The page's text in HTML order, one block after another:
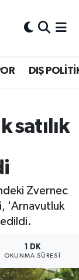
DIŞ
satılık
Zvernec
'Arnavutluk
1 DK
OKUNMA SÜRESI